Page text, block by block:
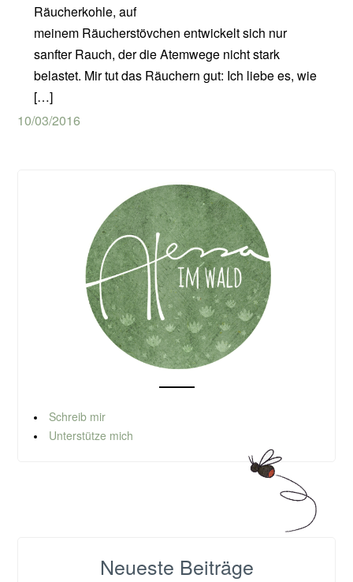
Räucherkohle, auf
meinem Räucherstövchen entwickelt sich nur
sanfter Rauch, der die Atemwege nicht stark
belastet. Mir tut das Räuchern gut: Ich liebe es, wie
[…]
10/03/2016
Schreib mir
Unterstütze mich
Neueste Beiträge